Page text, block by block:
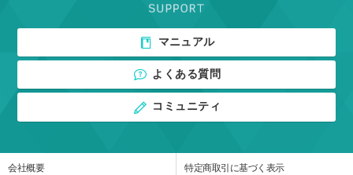
マニュアル
よくある質問
コミュニティ
会社概要 特定商取引に基づく表示